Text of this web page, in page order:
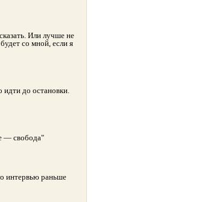
Или лучше не
со мной, если я
идти до остановки.
— свобода"
интервью раньше